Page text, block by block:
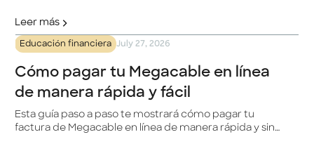
Leer más
Educación financiera July 27, 2026
Cómo pagar tu Megacable en línea
de manera rápida y fácil
Esta guía paso a paso te mostrará cómo pagar tu
factura de Megacable en línea de manera rápida y sin